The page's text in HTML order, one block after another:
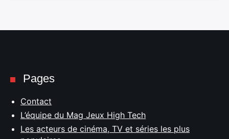
Pages
Contact
L’équipe du Mag Jeux High Tech
Les acteurs de cinéma, TV et séries les plus